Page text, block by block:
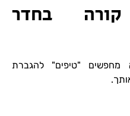
בחדר
מחפשים "טיפים" להגברת